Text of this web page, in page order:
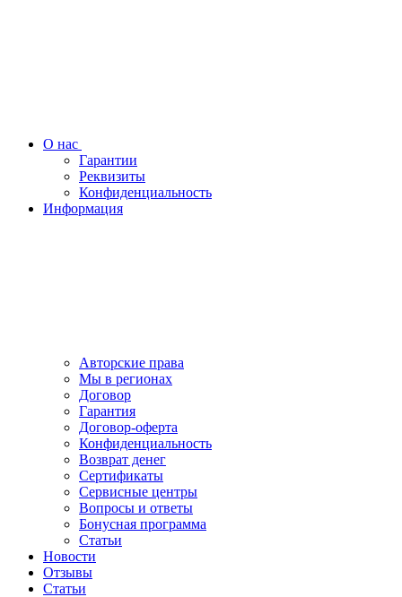
О нас
Гарантии
Реквизиты
Конфиденциальность
Информация
Авторские права
Мы в регионах
Договор
Гарантия
Договор-оферта
Конфиденциальность
Возврат денег
Сертификаты
Сервисные центры
Вопросы и ответы
Бонусная программа
Статьи
Новости
Отзывы
Статьи